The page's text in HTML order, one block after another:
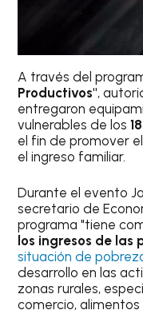
A través del
Productivos",
entregaron
vulnerables de los
el fin de promover
el ingreso familiar.
Durante el evento
secretario de
programa "tiene
los ingresos de las
situación de
desarrollo en las
zonas rurales,
comercio, alimentos